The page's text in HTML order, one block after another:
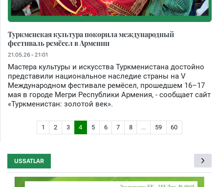
Туркменская культура покорила международный
фестиваль ремёсел в Армении
21.05.26 - 21:01
Мастера культуры и искусства Туркменистана достойно
представили национальное наследие страны на V
Международном фестивале ремёсел, прошедшем 16–17
мая в городе Мегри Республики Армения, - сообщает сайт
«Туркменистан: золотой век».
1 2 3 4 5 6 7 8 ... 59 60
USSATLAR